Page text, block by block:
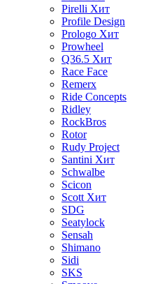
Pirelli Хит
Profile Design
Prologo Хит
Prowheel
Q36.5 Хит
Race Face
Remerx
Ride Concepts
Ridley
RockBros
Rotor
Rudy Project
Santini Хит
Schwalbe
Scicon
Scott Хит
SDG
Seatylock
Sensah
Shimano
Sidi
SKS